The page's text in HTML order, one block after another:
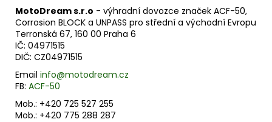
MotoDream s.r.o - výhradní dovozce značek ACF-50,
Corrosion BLOCK a UNPASS pro střední a východní Evropu
Terronská 67, 160 00 Praha 6
IČ: 04971515
DIČ: CZ04971515
Email info@motodream.cz
FB: ACF-50
Mob.: +420 725 527 255
Mob.: +420 775 288 287